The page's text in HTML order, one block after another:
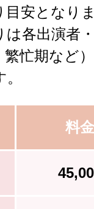
目安となり
各出演者
繁忙期など
料